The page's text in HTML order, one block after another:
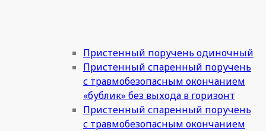
Пристенный поручень одиночный
Пристенный спаренный поручень
с травмобезопасным окончанием
«бублик» без выхода в горизонт
Пристенный спаренный поручень
с травмобезопасным окончанием